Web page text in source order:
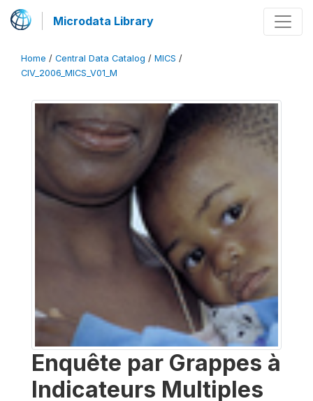
Microdata Library
Home / Central Data Catalog / MICS /
CIV_2006_MICS_V01_M
Enquête par Grappes à
Indicateurs Multiples